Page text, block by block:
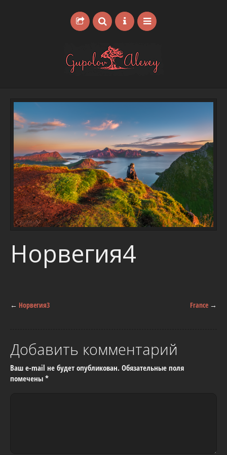
ПОРТФОЛИО
УСЛУГИ
БЛОГ
ВИДЕО БЛОГ
ОБО МНЕ
ПАРТНЕРЫ
Норвегия4
France →
← Норвегия3
Добавить комментарий
Ваш e-mail не будет опубликован. Обязательные поля
помечены *